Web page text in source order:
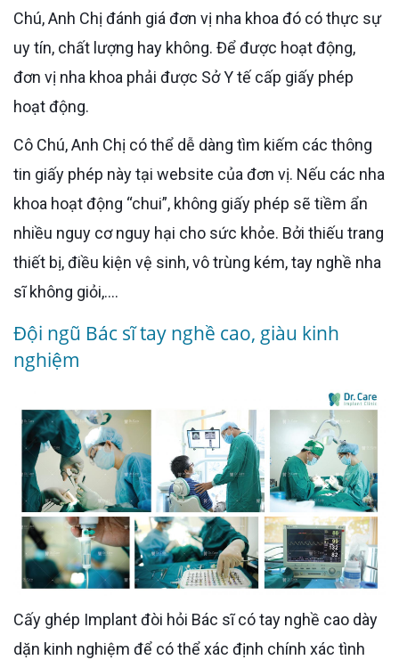
Chú, Anh Chị đánh giá đơn vị nha khoa đó có thực sự
uy tín, chất lượng hay không. Để được hoạt động,
đơn vị nha khoa phải được Sở Y tế cấp giấy phép
hoạt động.
Cô Chú, Anh Chị có thể dễ dàng tìm kiếm các thông
tin giấy phép này tại website của đơn vị. Nếu các nha
khoa hoạt động “chui”, không giấy phép sẽ tiềm ẩn
nhiều nguy cơ nguy hại cho sức khỏe. Bởi thiếu trang
thiết bị, điều kiện vệ sinh, vô trùng kém, tay nghề nha
sĩ không giỏi,....
Đội ngũ Bác sĩ tay nghề cao, giàu kinh
nghiệm
Cấy ghép Implant đòi hỏi Bác sĩ có tay nghề cao dày
dặn kinh nghiệm để có thể xác định chính xác tình